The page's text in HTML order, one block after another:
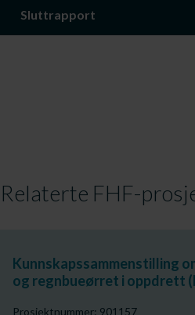
Sluttrapport
Relaterte FHF-
Kunnskapssammenstilling
og regnbueørret i oppdrett
Prosjektnummer: 901157